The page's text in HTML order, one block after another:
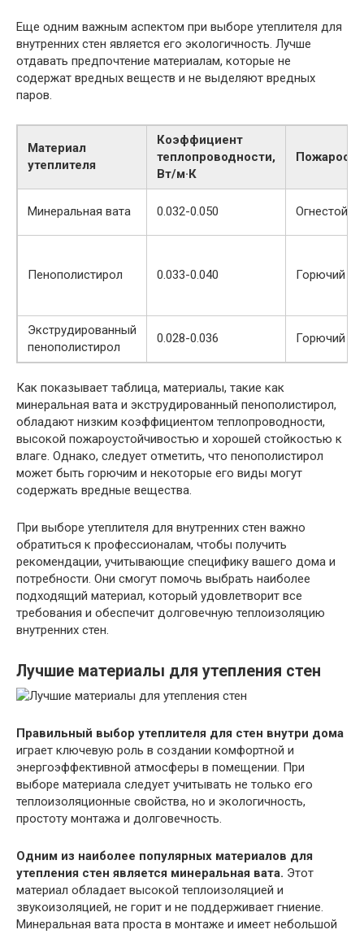
Еще одним важным аспектом при выборе утеплителя для
внутренних стен является его экологичность. Лучше
отдавать предпочтение материалам, которые не
содержат вредных веществ и не выделяют вредных
паров.
Материал
утеплителя
Коэффициент
теплопроводности,
Вт/м·К
Минеральная вата 0.032-0.050
Пенополистирол 0.033-0.040 Горючий
Экструдированный
пенополистирол
0.028-0.036 Горючий
Как показывает таблица, материалы, такие как
минеральная вата и экструдированный пенополистирол,
обладают низким коэффициентом теплопроводности,
высокой пожароустойчивостью и хорошей стойкостью к
влаге. Однако, следует отметить, что пенополистирол
может быть горючим и некоторые его виды могут
содержать вредные вещества.
При выборе утеплителя для внутренних стен важно
обратиться к профессионалам, чтобы получить
рекомендации, учитывающие специфику вашего дома и
потребности. Они смогут помочь выбрать наиболее
подходящий материал, который удовлетворит все
требования и обеспечит долговечную теплоизоляцию
внутренних стен.
Лучшие материалы для утепления стен
Правильный выбор утеплителя для стен внутри дома
играет ключевую роль в создании комфортной и
энергоэффективной атмосферы в помещении. При
выборе материала следует учитывать не только его
теплоизоляционные свойства, но и экологичность,
простоту монтажа и долговечность.
Одним из наиболее популярных материалов для
утепления стен является минеральная вата. Этот
материал обладает высокой теплоизоляцией и
звукоизоляцией, не горит и не поддерживает гниение.
Минеральная вата проста в монтаже и имеет небольшой